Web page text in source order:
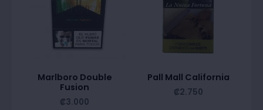
Marlboro Double
Fusion
₡3.000
Pall Mall California
₡2.750